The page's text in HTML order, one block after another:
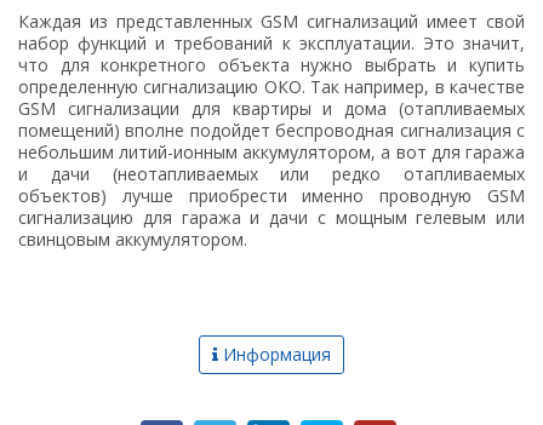
Каждая из представленных GSM сигнализаций имеет свой
набор функций и требований к эксплуатации. Это значит,
что для конкретного объекта нужно выбрать и купить
определенную сигнализацию ОКО. Так например, в качестве
GSM сигнализации для квартиры и дома (отапливаемых
помещений) вполне подойдет беспроводная сигнализация с
небольшим литий-ионным аккумулятором, а вот для гаража
и дачи (неотапливаемых или редко отапливаемых
объектов) лучше приобрести именно проводную GSM
сигнализацию для гаража и дачи с мощным гелевым или
свинцовым аккумулятором.
Информация